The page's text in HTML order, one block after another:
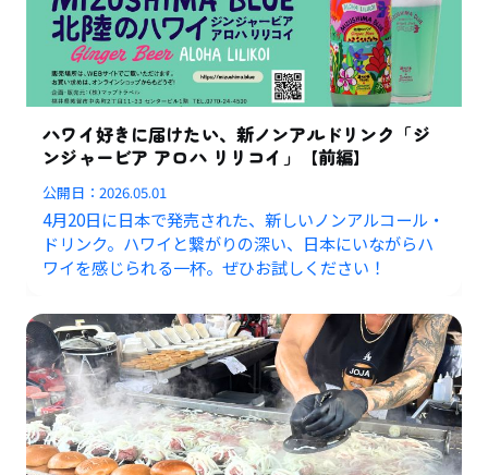
ハワイ好きに届けたい、新ノンアルドリンク「ジ
ンジャービア アロハ リリコイ」【前編】
公開日：2026.05.01
4月20日に日本で発売された、新しいノンアルコール・
ドリンク。ハワイと繋がりの深い、日本にいながらハ
ワイを感じられる一杯。ぜひお試しください！